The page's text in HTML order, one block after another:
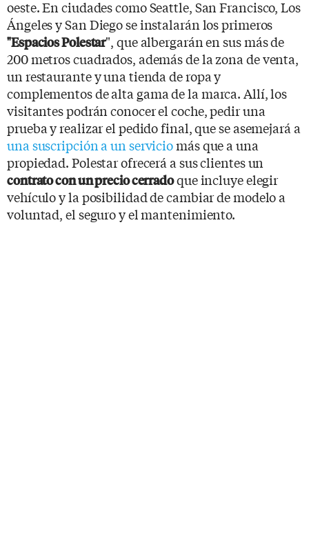
oeste. En ciudades como Seattle, San Francisco, Los
Ángeles y San Diego se instalarán los primeros
"Espacios Polestar", que albergarán en sus más de
200 metros cuadrados, además de la zona de venta,
un restaurante y una tienda de ropa y
complementos de alta gama de la marca. Allí, los
visitantes podrán conocer el coche, pedir una
prueba y realizar el pedido final, que se asemejará a
una suscripción a un serviciomás que a una
propiedad. Polestar ofrecerá a sus clientes un
contrato con un precio cerradoque incluye elegir
vehículo y la posibilidad de cambiar de modelo a
voluntad, el seguro y el mantenimiento.